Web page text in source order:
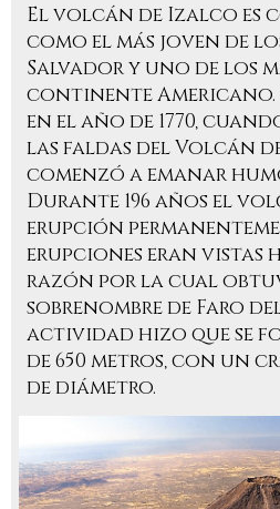
El volcán de Izalco es
como el más joven de
Salvador y uno de los
continente Americano.
en el año de 1770,
las faldas del Volcán
comenzó a emanar
Durante 196 años el
erupción
erupciones eran vistas
razón por la cual
sobrenombre de Faro
actividad hizo que se
de 650 metros, con un
de diámetro.